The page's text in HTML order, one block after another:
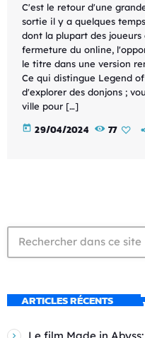
C'est le retour d'une
sortie il y a quelques
dont la plupart des
fermeture du online,
le titre dans une version
Ce qui distingue Legend
d'explorer des donjons ;
ville pour […]
today 29/04/2024 77
ARTICLES RÉCENTS
Le film Made in